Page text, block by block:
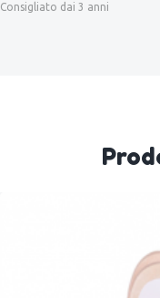
Consigliato dai 3 anni